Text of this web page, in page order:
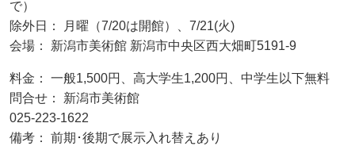
で）
除外日： 月曜（7/20は開館）、7/21(火)
会場： 新潟市美術館 新潟市中央区西大畑町5191-9
料金： 一般1,500円、高大学生1,200円、中学生以下無料
問合せ： 新潟市美術館
025-223-1622
備考： 前期･後期で展示入れ替えあり